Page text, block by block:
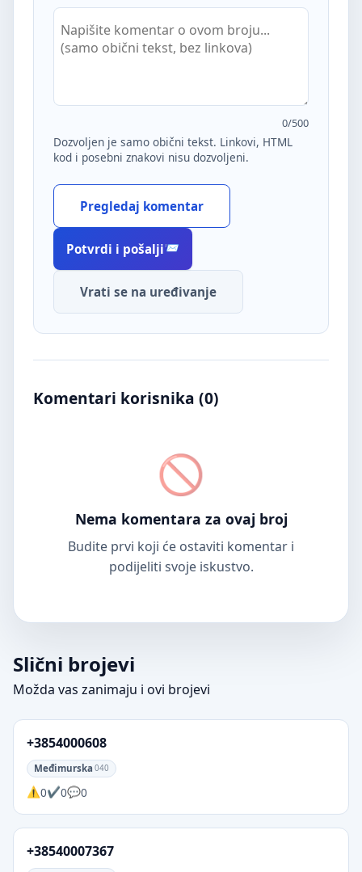
0/500
Dozvoljen je samo obični tekst. Linkovi, HTML
kod i posebni znakovi nisu dozvoljeni.
Pregledaj komentar
Potvrdi i pošalji
Vrati se na uređivanje
Komentari korisnika (0)
Nema komentara za ovaj broj
Budite prvi koji će ostaviti komentar i
podijeliti svoje iskustvo.
Slični brojevi
Možda vas zanimaju i ovi brojevi
+3854000608
Međimurska 040
0 0 0
+38540007367